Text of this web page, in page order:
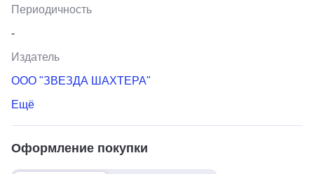
Периодичность
-
Издатель
ООО "ЗВЕЗДА ШАХТЕРА"
Ещё
Оформление покупки